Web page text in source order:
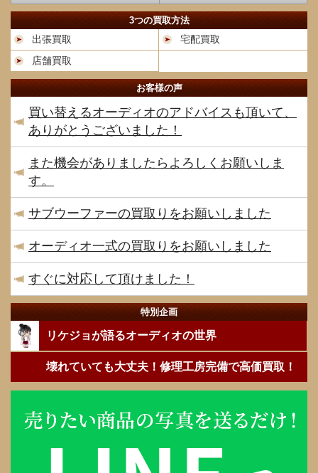
3つの買取方法
出張買取
宅配買取
店舗買取
お客様の声
買い替えるオーディオのアドバイスも頂いて、
ありがとうございました！
また機会がありましたらよろしくお願いしま
す。
サブウーファーの買取りをお願いしました
オーディオ一式の買取りをお願いしました
すぐに対応して頂けました！
特別企画
リケジョが語るオーディオの世界
壊れていても大丈夫！修理工房完備で高価買取！